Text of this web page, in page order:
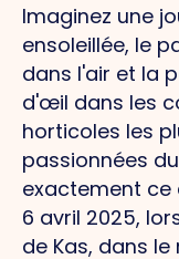
Imaginez une
ensoleillée, le
dans l'air et la
d'œil dans les
horticoles les
passionnées
exactement ce
6 avril 2025,
de Kas, dans